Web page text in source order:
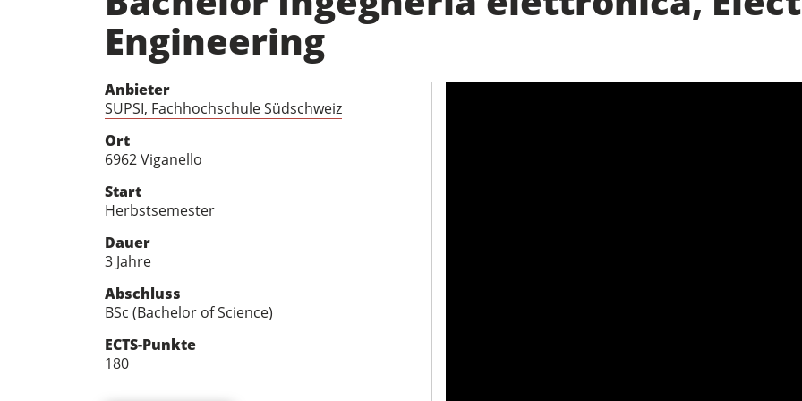
Engineering
Anbieter
SUPSI, Fachhochschule Südschweiz
Ort
6962 Viganello
Start
Herbstsemester
Dauer
3 Jahre
Abschluss
BSc (Bachelor of Science)
ECTS-Punkte
180